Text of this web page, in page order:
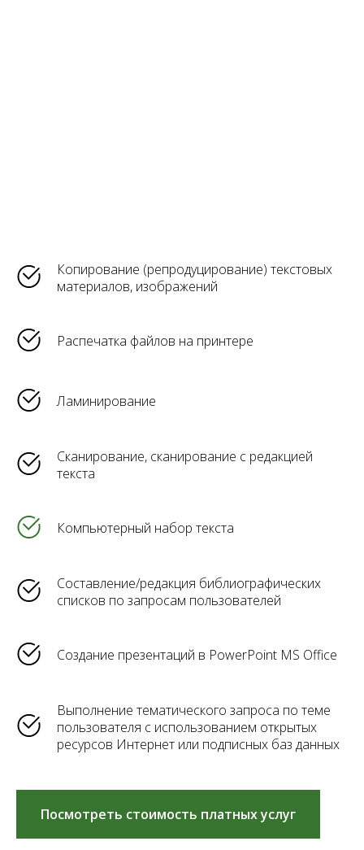
Копирование (репродуцирование) текстовых
материалов, изображений
Распечатка файлов на принтере
Ламинирование
Сканирование, сканирование с редакцией
текста
Компьютерный набор текста
Составление/редакция библиографических
списков по запросам пользователей
Создание презентаций в PowerPoint MS Office
Выполнение тематического запроса по теме
пользователя с использованием открытых
ресурсов Интернет или подписных баз данных
Посмотреть стоимость платных услуг